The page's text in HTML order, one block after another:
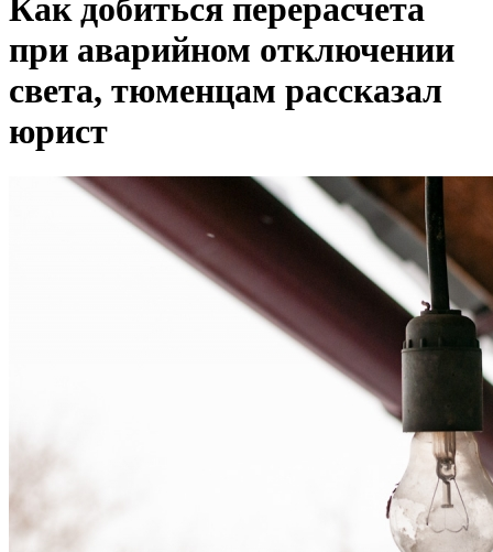
Как добиться перерасчета
при аварийном отключении
света, тюменцам рассказал
юрист